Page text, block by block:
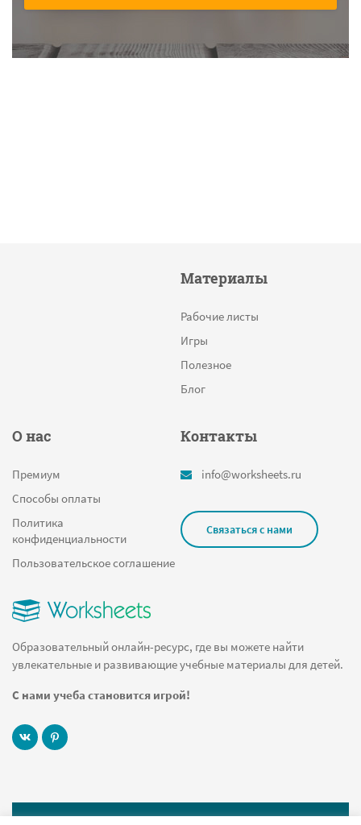
Образовательный онлайн-ресурс, где вы можете найти
увлекательные и развивающие учебные материалы для детей.
С нами учеба становится игрой!
Материалы
Рабочие листы
Игры
Полезное
Блог
О нас
Премиум
Способы оплаты
Политика
конфиденциальности
Пользовательское соглашение
Контакты
info@worksheets.ru
Связаться с нами
© 2019 Worksheets.ru Все права защищены